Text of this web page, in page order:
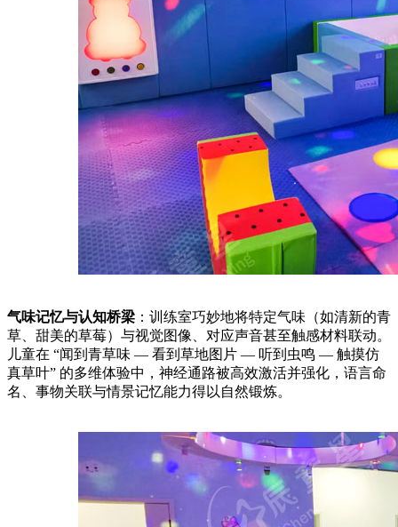
气味记忆与认知桥梁 ：训练室巧妙地将特定气味（如清新的青
草、甜美的草莓）与视觉图像、对应声音甚至触感材料联动。
儿童在 “闻到青草味 — 看到草地图片 — 听到虫鸣 — 触摸仿
真草叶” 的多维体验中，神经通路被高效激活并强化，语言命
名、事物关联与情景记忆能力得以自然锻炼。​